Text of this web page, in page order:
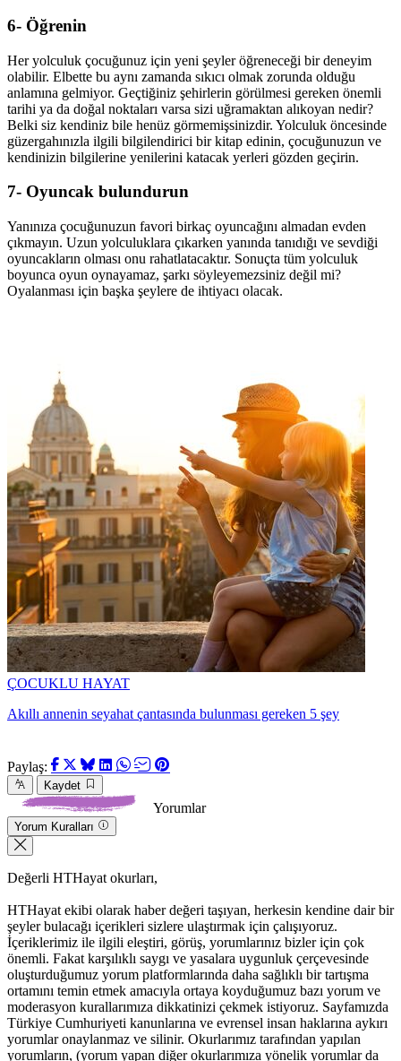
6- Öğrenin
Her yolculuk çocuğunuz için yeni şeyler öğreneceği bir deneyim
olabilir. Elbette bu aynı zamanda sıkıcı olmak zorunda olduğu
anlamına gelmiyor. Geçtiğiniz şehirlerin görülmesi gereken önemli
tarihi ya da doğal noktaları varsa sizi uğramaktan alıkoyan nedir?
Belki siz kendiniz bile henüz görmemişsinizdir. Yolculuk öncesinde
güzergahınızla ilgili bilgilendirici bir kitap edinin, çocuğunuzun ve
kendinizin bilgilerine yenilerini katacak yerleri gözden geçirin.
7- Oyuncak bulundurun
Yanınıza çocuğunuzun favori birkaç oyuncağını almadan evden
çıkmayın. Uzun yolculuklara çıkarken yanında tanıdığı ve sevdiği
oyuncakların olması onu rahatlatacaktır. Sonuçta tüm yolculuk
boyunca oyun oynayamaz, şarkı söyleyemezsiniz değil mi?
Oyalanması için başka şeylere de ihtiyacı olacak.
ÇOCUKLU HAYAT
Akıllı annenin seyahat çantasında bulunması gereken 5 şey
Paylaş:
Kaydet
Yorumlar
Yorum Kuralları
Değerli HTHayat okurları,
HTHayat ekibi olarak haber değeri taşıyan, herkesin kendine dair bir
şeyler bulacağı içerikleri sizlere ulaştırmak için çalışıyoruz.
İçeriklerimiz ile ilgili eleştiri, görüş, yorumlarınız bizler için çok
önemli. Fakat karşılıklı saygı ve yasalara uygunluk çerçevesinde
oluşturduğumuz yorum platformlarında daha sağlıklı bir tartışma
ortamını temin etmek amacıyla ortaya koyduğumuz bazı yorum ve
moderasyon kurallarımıza dikkatinizi çekmek istiyoruz. Sayfamızda
Türkiye Cumhuriyeti kanunlarına ve evrensel insan haklarına aykırı
yorumlar onaylanmaz ve silinir. Okurlarımız tarafından yapılan
yorumların, (yorum yapan diğer okurlarımıza yönelik yorumlar da